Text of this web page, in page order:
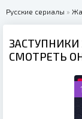
Русские сериалы »
ЗАСТУПНИКИ
СМОТРЕТЬ